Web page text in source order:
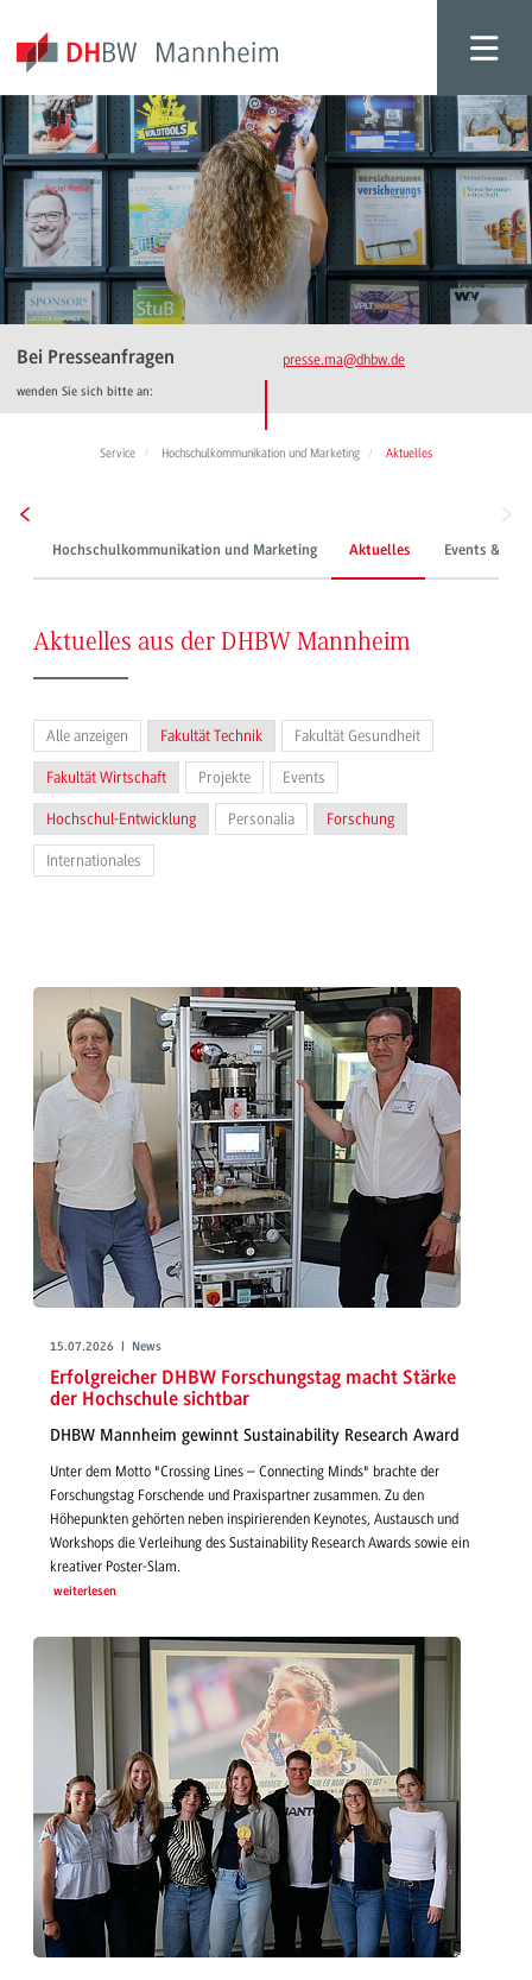
Bei Presseanfragen
wenden Sie sich bitte an:
presse.ma@dhbw.de
Service Hochschulkommunikation und Marketing Aktuelles
Hochschulkommunikation und Marketing Aktuelles Events &
Aktuelles aus der DHBW Mannheim
Alle anzeigen Fakultät Technik Fakultät Gesundheit
Fakultät Wirtschaft Projekte Events
Hochschul-Entwicklung Personalia Forschung
Internationales
15.07.2026 | News
Erfolgreicher DHBW Forschungstag macht Stärke
der Hochschule sichtbar
DHBW Mannheim gewinnt Sustainability Research Award
Unter dem Motto "Crossing Lines – Connecting Minds" brachte der
Forschungstag Forschende und Praxispartner zusammen. Zu den
Höhepunkten gehörten neben inspirierenden Keynotes, Austausch und
Workshops die Verleihung des Sustainability Research Awards sowie ein
kreativer Poster-Slam.
weiterlesen